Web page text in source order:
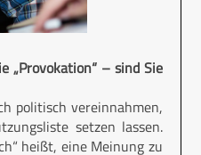
„Provokation“ – sind Sie
politisch vereinnahmen,
setzen lassen.
heißt, eine Meinung zu